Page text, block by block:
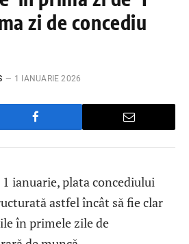
zi de concediu
1 IANUARIE 2026
ianuarie, plata concediului
astfel încât să fie clar
în primele zile de